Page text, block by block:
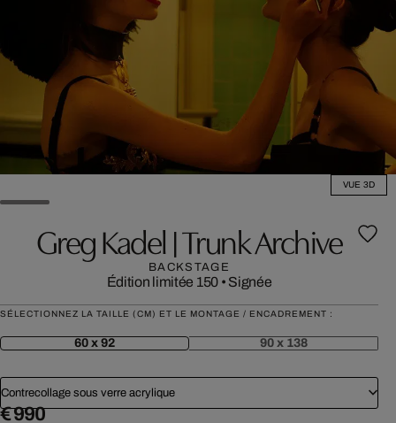
VUE 3D
Greg Kadel | Trunk Archive
BACKSTAGE
Édition limitée 150 • Signée
SÉLECTIONNEZ LA TAILLE (CM) ET LE MONTAGE / ENCADREMENT :
60 x 92 90 x 138
Contrecollage sous verre acrylique
€ 990